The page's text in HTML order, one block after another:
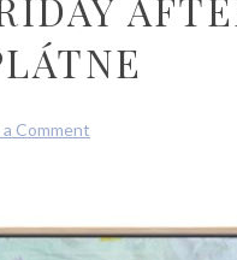
a Comment